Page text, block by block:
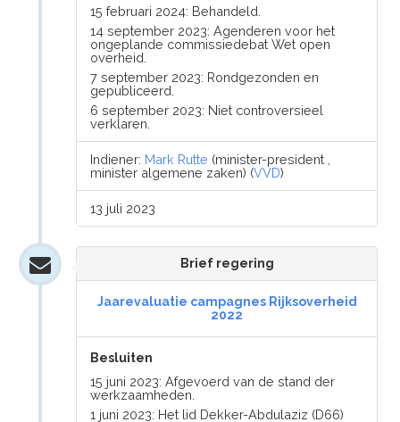
15 februari 2024: Behandeld.
14 september 2023: Agenderen voor het
ongeplande commissiedebat Wet open
overheid.
7 september 2023: Rondgezonden en
gepubliceerd.
6 september 2023: Niet controversieel
verklaren.
Indiener: Mark Rutte (minister-president ,
minister algemene zaken) (VVD)
13 juli 2023
Brief regering
Jaarevaluatie campagnes Rijksoverheid
2022
Besluiten
15 juni 2023: Afgevoerd van de stand der
werkzaamheden.
1 juni 2023: Het lid Dekker-Abdulaziz (D66)